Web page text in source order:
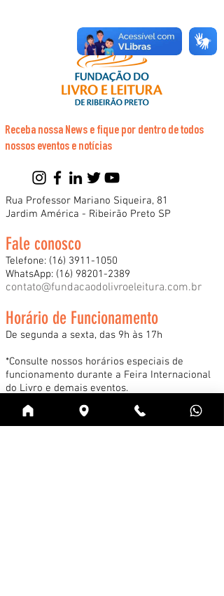
Receba nossa News e fique por dentro de todos
nossos eventos e notícias
Rua Professor Mariano Siqueira, 81
Jardim América - Ribeirão Preto SP
Fale conosco
Telefone: (16) 3911-1050
WhatsApp: (16) 98201-2389
contato@fundacaodolivroeleitura.com.br
Horário de Funcionamento
De segunda a sexta, das 9h às 17h
*Consulte nossos horários especiais de
funcionamento durante a Feira Internacional
do Livro e demais eventos.